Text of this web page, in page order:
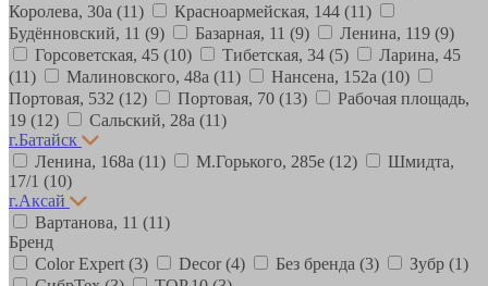
Королева, 30а (11) Красноармейская, 144 (11)
Будённовский, 11 (9) Базарная, 11 (9) Ленина, 119 (9)
Горсоветская, 45 (10) Тибетская, 34 (5)
Ларина, 45
(11)
Малиновского, 48а (11) Нансена, 152а (10)
Портовая, 532 (12) Портовая, 70 (13)
Рабочая площадь,
19 (12) Сальский, 28a (11)
г.Батайск
Ленина, 168а (11) М.Горького, 285е (12)
Шмидта,
17/1 (10)
г.Аксай
Вартанова, 11 (11)
Бренд
Color Expert (3) Decor(4) Без бренда (3) Зубр (1)